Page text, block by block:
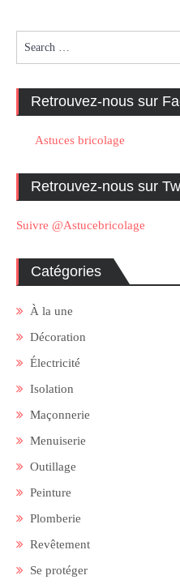
for:
Retrouvez-nous sur
Astuces bricolage
Retrouvez-nous sur
Suivre @Astucebricolage
Catégories
À la une
Décoration
Électricité
Isolation
Maçonnerie
Menuiserie
Outillage
Peinture
Plomberie
Revêtement
Se protéger